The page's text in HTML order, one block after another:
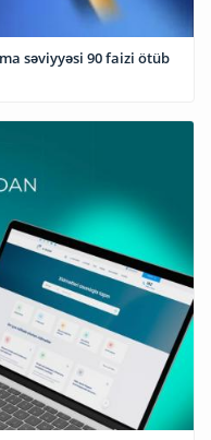
səviyyəsi 90 faizi ötüb